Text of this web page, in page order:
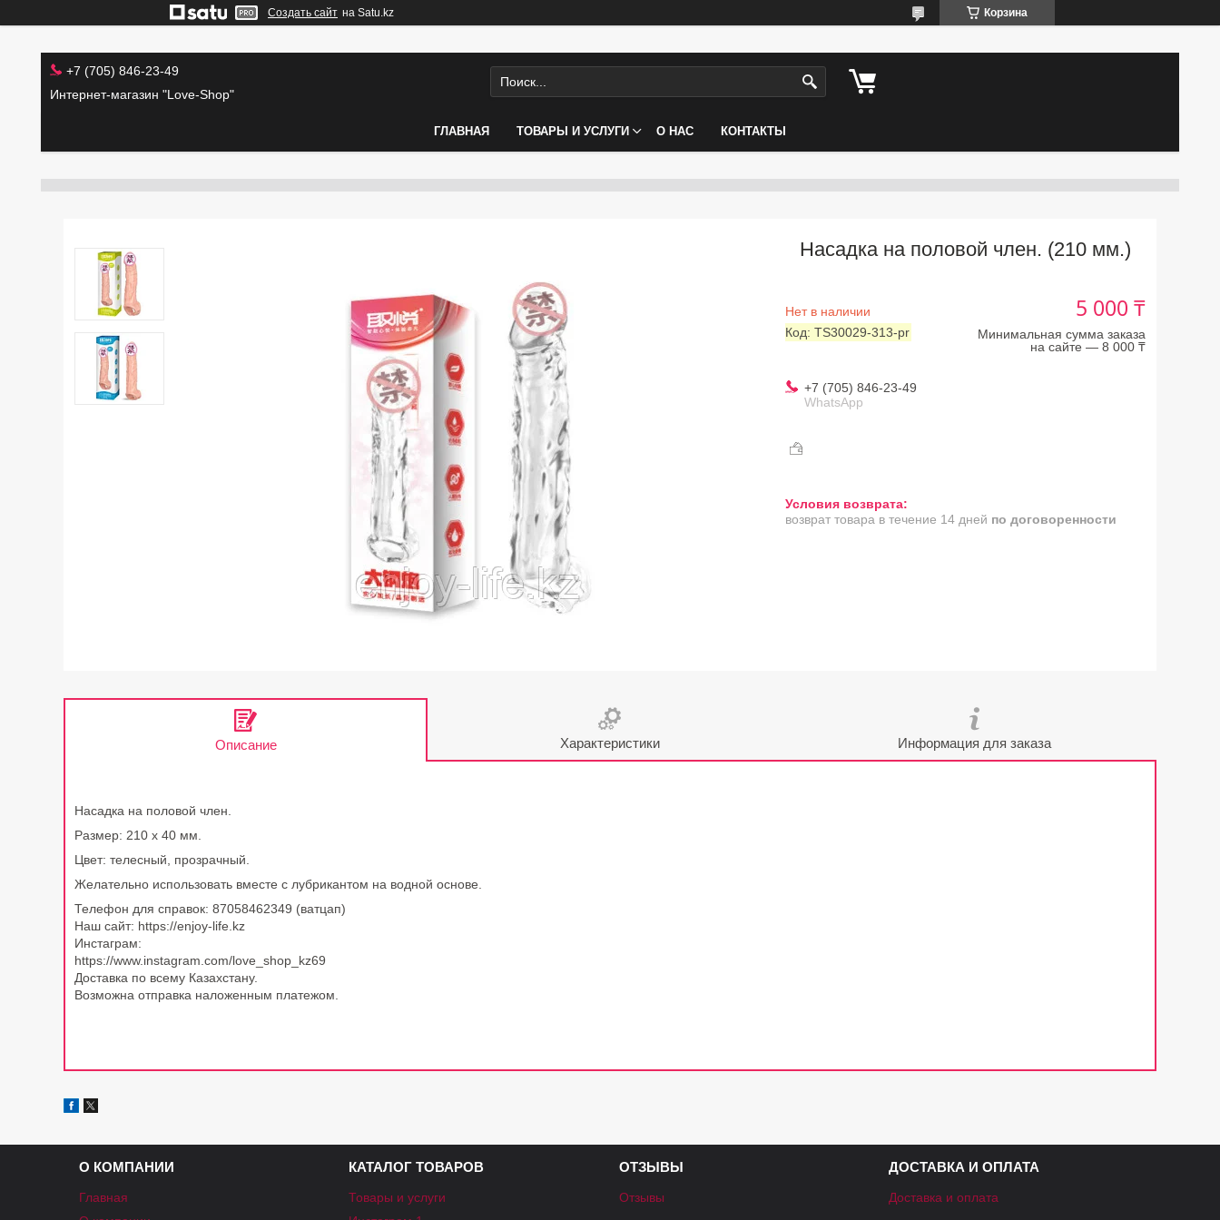
Создать сайт на Satu.kz Корзина
+7 (705) 846-23-49
Интернет-магазин "Love-Shop"
ГЛАВНАЯ ТОВАРЫ И УСЛУГИ О НАС КОНТАКТЫ
Насадка на половой член. (210 мм.)
Нет в наличии
Код: TS30029-313-pr
5 000 ₸
Минимальная сумма заказа
на сайте — 8 000 ₸
+7 (705) 846-23-49
WhatsApp
возврат товара в течение 14 дней по договоренности
Описание Характеристики Информация для заказа
Насадка на половой член.
Размер: 210 х 40 мм.
Цвет: телесный, прозрачный.
Желательно использовать вместе с лубрикантом на водной основе.
Телефон для справок: 87058462349 (ватцап)
Наш сайт: https://enjoy-life.kz
Инстаграм:
https://www.instagram.com/love_shop_kz69
Доставка по всему Казахстану.
Возможна отправка наложенным платежом.
О КОМПАНИИ
Главная
КАТАЛОГ ТОВАРОВ
Товары и услуги
ОТЗЫВЫ
Отзывы
ДОСТАВКА И ОПЛАТА
Доставка и оплата